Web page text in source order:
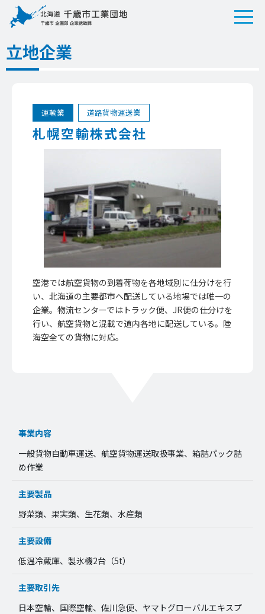
立地企業
運輸業 道路貨物運送業
札幌空輸株式会社
空港では航空貨物の到着荷物を各地域別に仕分けを行
い、北海道の主要都市へ配送している地場では唯一の
企業。物流センターではトラック便、JR便の仕分けを
行い、航空貨物と混載で道内各地に配送している。陸
海空全ての貨物に対応。
事業内容
一般貨物自動車運送、航空貨物運送取扱事業、箱詰パック詰
め作業
主要製品
野菜類、果実類、生花類、水産類
主要設備
低温冷蔵庫、製氷機2台（5t）
主要取引先
日本空輸、国際空輸、佐川急便、ヤマトグローバルエキスプ